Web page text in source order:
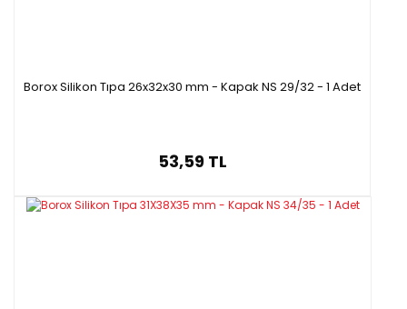
Borox Silikon Tıpa 26x32x30 mm - Kapak NS 29/32 - 1 Adet
53,59 TL